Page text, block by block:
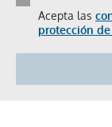
Acepta las
protección de